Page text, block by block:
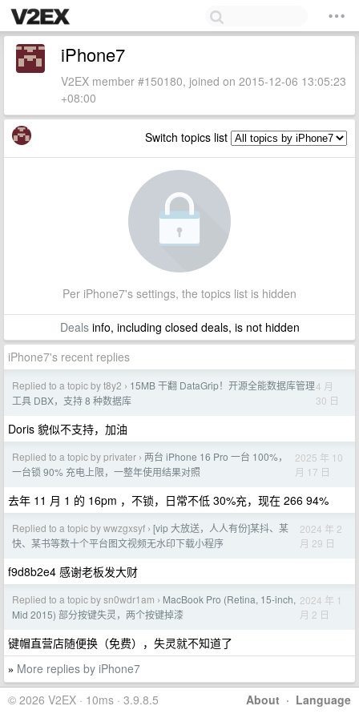
iPhone7
V2EX member #150180, joined on 2015-12-06 13:05:23
+08:00
Switch topics list
Per iPhone7's settings, the topics list is hidden
Dealsinfo, including closed deals, is not hidden
iPhone7's recent replies
Replied to a topic by t8y2 › 15MB 干翻 DataGrip！开源全能数据库管理
工具 DBX，支持 8 种数据库
4 月
30 日
Doris 貌似不支持，加油
Replied to a topic by privater › 两台 iPhone 16 Pro 一台 100%，
一台锁 90% 充电上限，一整年使用结果对照
2025 年 10
月 17 日
去年 11 月 1 的 16pm ，不锁，日常不低 30%充，现在 266 94%
Replied to a topic by wwzgxsyf › [vip 大放送，人人有份]某抖、某
快、某书等数十个平台图文视频无水印下载小程序
2024 年 2
月 29 日
f9d8b2e4 感谢老板发大财
Replied to a topic by sn0wdr1am › MacBook Pro (Retina, 15-inch,
Mid 2015) 部分按键失灵，两个按键掉漆
2024 年 1
月 2 日
键帽直营店随便换（免费），失灵就不知道了
» More replies by iPhone7
About · Language
© 2026 V2EX · 10ms · 3.9.8.5